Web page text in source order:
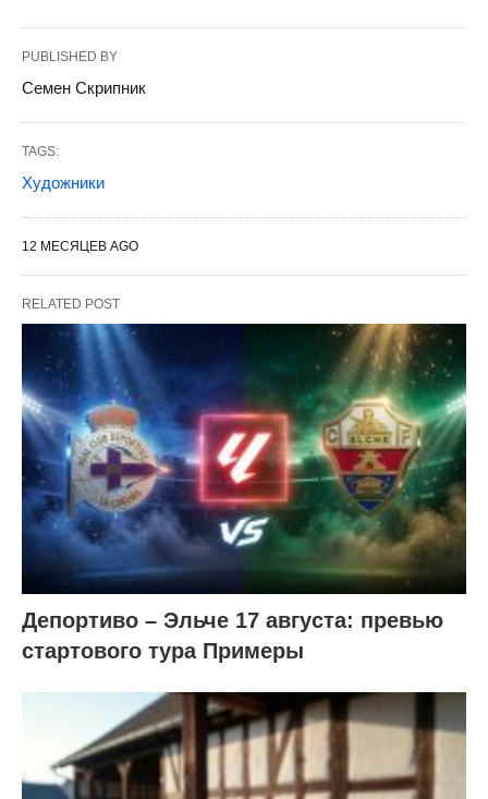
PUBLISHED BY
Семен Скрипник
TAGS:
Художники
12 МЕСЯЦЕВ AGO
RELATED POST
Депортиво – Эльче 17 августа: превью
стартового тура Примеры